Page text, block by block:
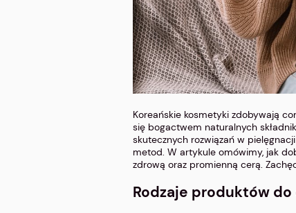
Koreańskie kosmetyki zdobywają
się bogactwem naturalnych
skutecznych rozwiązań w
metod. W artykule omówimy, jak
zdrową oraz promienną cerą.
Rodzaje produktów